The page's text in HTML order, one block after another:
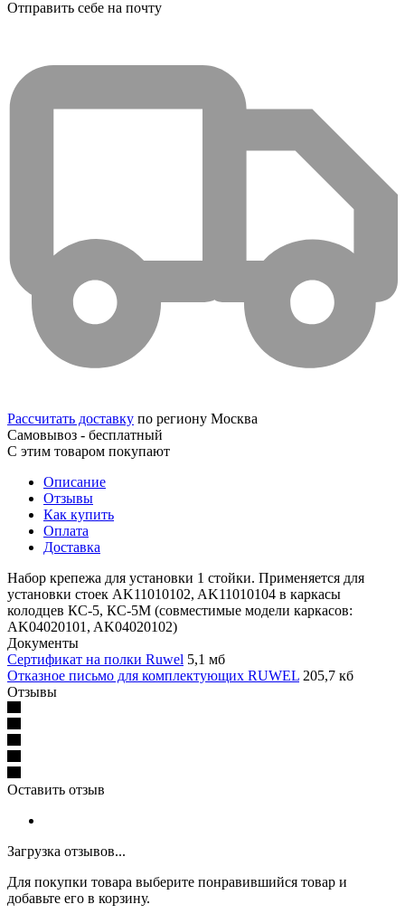
Отправить себе на почту
Рассчитать доставку по региону Москва
Самовывоз - бесплатный
С этим товаром покупают
Описание
Отзывы
Как купить
Оплата
Доставка
Набор крепежа для установки 1 стойки. Применяется для
установки стоек AK11010102, AK11010104 в каркасы
колодцев КС-5, КС-5М (совместимые модели каркасов:
AK04020101, AK04020102)
Документы
Cертификат на полки Ruwel 5,1 мб
Отказное письмо для комплектующих RUWEL 205,7 кб
Отзывы
Оставить отзыв
Загрузка отзывов...
Для покупки товара выберите понравившийся товар и
добавьте его в корзину.